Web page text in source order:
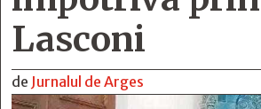
Lasconi
de Jurnalul de Arges